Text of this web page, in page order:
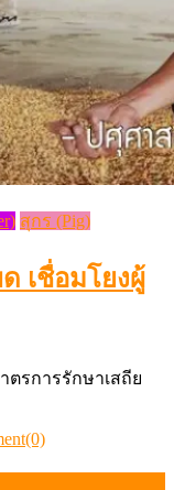
สุกร (Pig)
เชื่อมโยงผู้
รการรักษาเสถีย